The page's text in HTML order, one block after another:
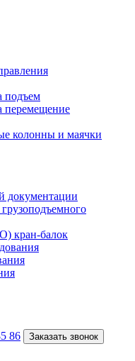
подъем
перемещение
колонны и маячки
документации
кран-балок
86 Заказать звонок